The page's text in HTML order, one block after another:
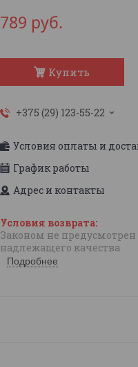
789 руб.
Купить
+375 (29) 123-55-22
Условия оплаты и
График работы
Адрес и контакты
Законом не предусмотрен
надлежащего качества
Подробнее